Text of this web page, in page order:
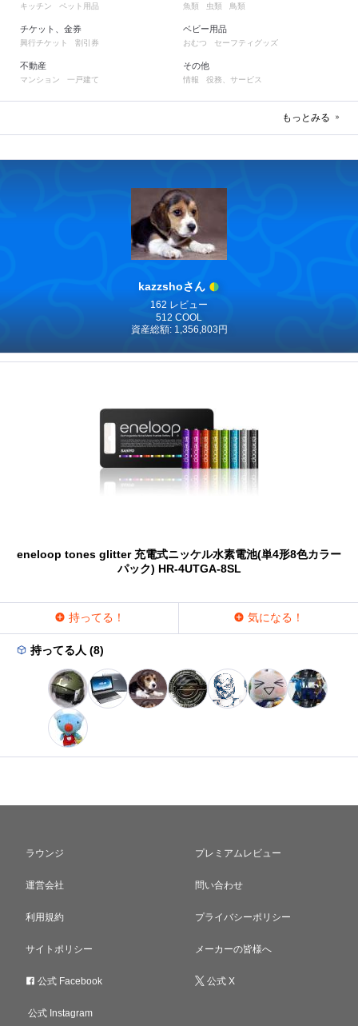
キッチン ペット用品
チケット、金券
興行チケット 割引券
不動産
マンション 一戸建て
魚類 虫類 鳥類
ベビー用品
おむつ セーフティグッズ
その他
情報 役務、サービス
もっとみる
kazzshoさん
162 レビュー
512 COOL
資産総額: 1,356,803円
eneloop tones glitter 充電式ニッケル水素電池(単4形8色カラー
パック) HR-4UTGA-8SL
持ってる！ 気になる！
持ってる人 (8)
ラウンジ プレミアムレビュー
運営会社 問い合わせ
利用規約 プライバシーポリシー
サイトポリシー メーカーの皆様へ
公式 Facebook 公式 X
公式 Instagram